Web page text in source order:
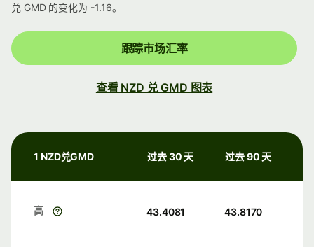
兑 GMD 的变化为 -1.16。
跟踪市场汇率
查看 NZD 兑 GMD 图表
1 NZD兑GMD 过去 30 天 过去 90 天
高 43.4081 43.8170